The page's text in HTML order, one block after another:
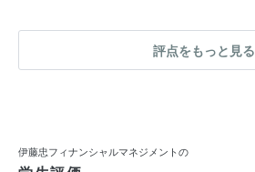
評点をもっと見る
伊藤忠フィナンシャルマネジメントの